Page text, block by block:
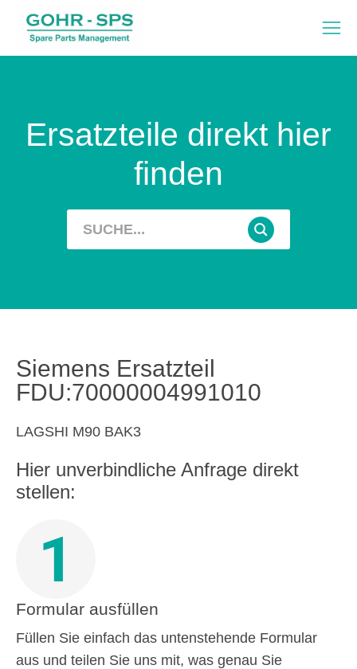
Ersatzteile direkt hier
finden
Siemens Ersatzteil
FDU:70000004991010
LAGSHI M90 BAK3
Hier unverbindliche Anfrage direkt
stellen:
1
Formular ausfüllen
Füllen Sie einfach das untenstehende Formular
aus und teilen Sie uns mit, was genau Sie